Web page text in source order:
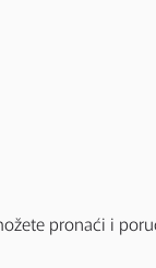
pronaći i